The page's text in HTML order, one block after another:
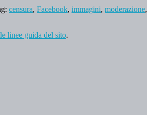
censura, Facebook, immagini, moderazione,
le linee guida del sito.